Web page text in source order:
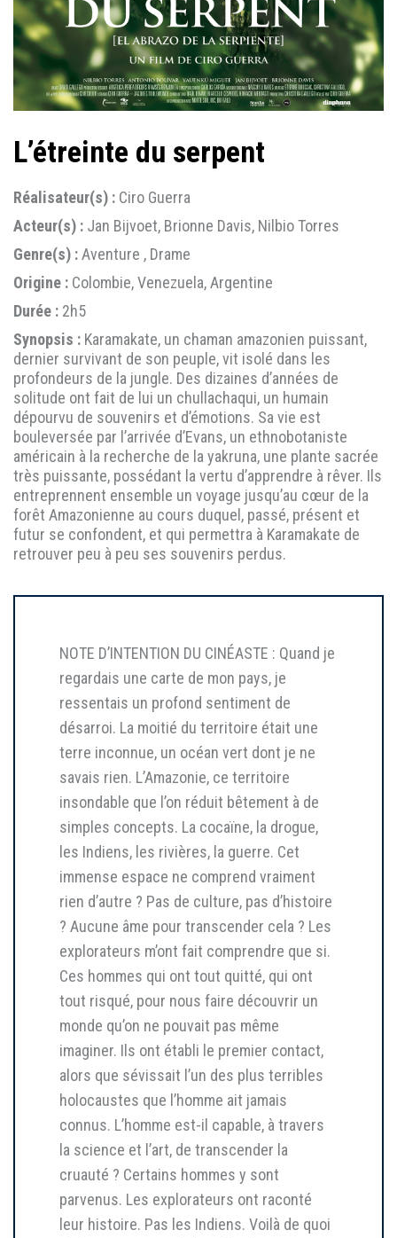
L’étreinte du serpent
Réalisateur(s) : Ciro Guerra
Acteur(s) : Jan Bijvoet, Brionne Davis, Nilbio Torres
Genre(s) :Aventure , Drame
Origine : Colombie, Venezuela, Argentine
Durée : 2h5
Synopsis : Karamakate, un chaman amazonien puissant,
dernier survivant de son peuple, vit isolé dans les
profondeurs de la jungle. Des dizaines d’années de
solitude ont fait de lui un chullachaqui, un humain
dépourvu de souvenirs et d’émotions. Sa vie est
bouleversée par l’arrivée d’Evans, un ethnobotaniste
américain à la recherche de la yakruna, une plante sacrée
très puissante, possédant la vertu d’apprendre à rêver. Ils
entreprennent ensemble un voyage jusqu’au cœur de la
forêt Amazonienne au cours duquel, passé, présent et
futur se confondent, et qui permettra à Karamakate de
retrouver peu à peu ses souvenirs perdus.
NOTE D’INTENTION DU CINÉASTE : Quand je
regardais une carte de mon pays, je
ressentais un profond sentiment de
désarroi. La moitié du territoire était une
terre inconnue, un océan vert dont je ne
savais rien. L’Amazonie, ce territoire
insondable que l’on réduit bêtement à de
simples concepts. La cocaïne, la drogue,
les Indiens, les rivières, la guerre. Cet
immense espace ne comprend vraiment
rien d’autre ? Pas de culture, pas d’histoire
? Aucune âme pour transcender cela ? Les
explorateurs m’ont fait comprendre que si.
Ces hommes qui ont tout quitté, qui ont
tout risqué, pour nous faire découvrir un
monde qu’on ne pouvait pas même
imaginer. Ils ont établi le premier contact,
alors que sévissait l’un des plus terribles
holocaustes que l’homme ait jamais
connus. L’homme est-il capable, à travers
la science et l’art, de transcender la
cruauté ? Certains hommes y sont
parvenus. Les explorateurs ont raconté
leur histoire. Pas les Indiens. Voilà de quoi